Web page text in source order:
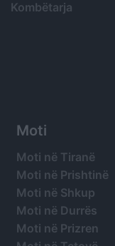
Kombëtarja
Moti
Moti në Tiranë
Moti në Prishtinë
Moti në Shkup
Moti në Durrës
Moti në Prizren